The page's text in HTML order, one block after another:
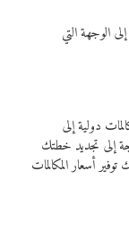
إلى الوجهة التي
دولية إلى
إلى تجديد خطتك
أسعار المكالمات